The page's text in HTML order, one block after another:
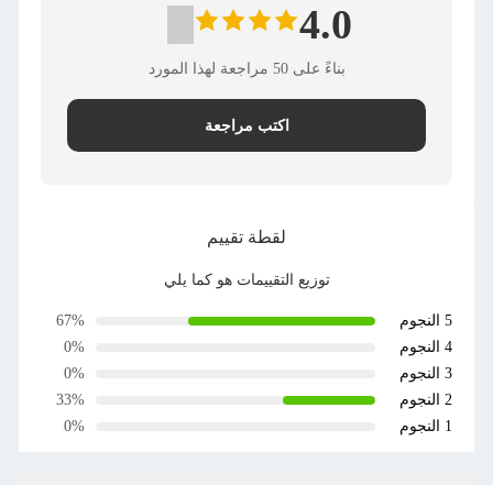
4.0
بناءً على 50 مراجعة لهذا المورد
اكتب مراجعة
لقطة تقييم
توزيع التقييمات هو كما يلي
5 النجوم
67%
4 النجوم
0%
3 النجوم
0%
2 النجوم
33%
1 النجوم
0%